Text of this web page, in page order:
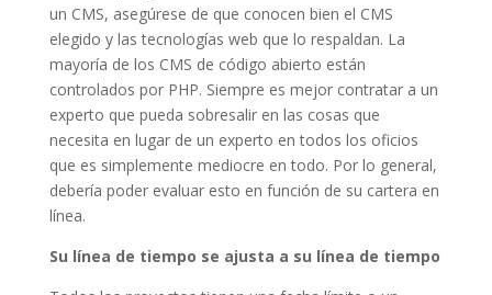
un CMS, asegúrese de que conocen bien el CMS
elegido y las tecnologías web que lo respaldan. La
mayoría de los CMS de código abierto están
controlados por PHP. Siempre es mejor contratar a un
experto que pueda sobresalir en las cosas que
necesita en lugar de un experto en todos los oficios
que es simplemente mediocre en todo. Por lo general,
debería poder evaluar esto en función de su cartera en
línea.
Su línea de tiempo se ajusta a su línea de tiempo